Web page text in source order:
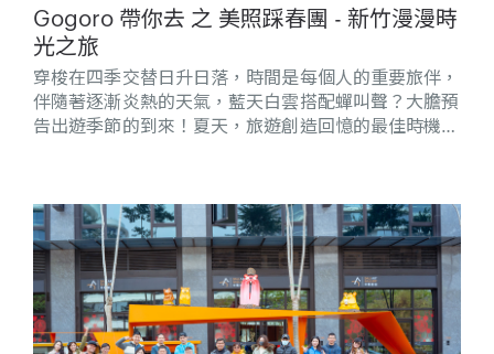
Gogoro 帶你去 之 美照踩春團 - 新竹漫漫時
光之旅
穿梭在四季交替日升日落，時間是每個人的重要旅伴，
伴隨著逐漸炎熱的天氣，藍天白雲搭配蟬叫聲？大膽預
告出遊季節的到來！夏天，旅遊創造回憶的最佳時機，